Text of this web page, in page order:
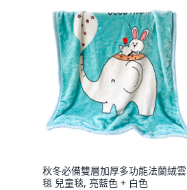
秋冬必備雙層加厚多功能法蘭絨雲
毯 兒童毯, 亮藍色 + 白色